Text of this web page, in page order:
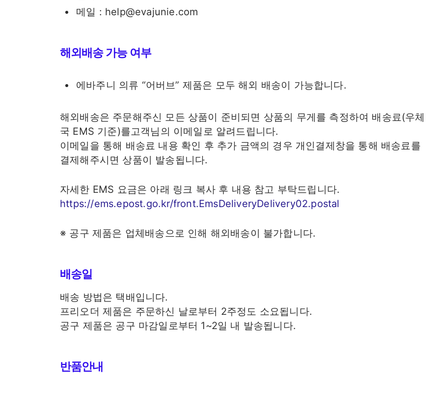
메일 : help@evajunie.com
해외배송 가능 여부
에바주니 의류 “어버브” 제품은 모두 해외 배송이 가능합니다.
해외배송은 주문해주신 모든 상품이 준비되면 상품의 무게를 측정하여 배송료(우체
국 EMS 기준)를고객님의 이메일로 알려드립니다.
이메일을 통해 배송료 내용 확인 후 추가 금액의 경우 개인결제창을 통해 배송료를
결제해주시면 상품이 발송됩니다.
자세한 EMS 요금은 아래 링크 복사 후 내용 참고 부탁드립니다.
https://ems.epost.go.kr/front.EmsDeliveryDelivery02.postal
※ 공구 제품은 업체배송으로 인해 해외배송이 불가합니다.
배송일
배송 방법은 택배입니다.
프리오더 제품은 주문하신 날로부터 2주정도 소요됩니다.
공구 제품은 공구 마감일로부터 1~2일 내 발송됩니다.
반품안내